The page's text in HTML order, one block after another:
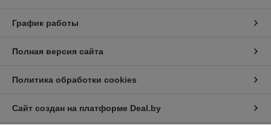
График работы
Полная версия сайта
Политика обработки cookies
Сайт создан на платформе Deal.by